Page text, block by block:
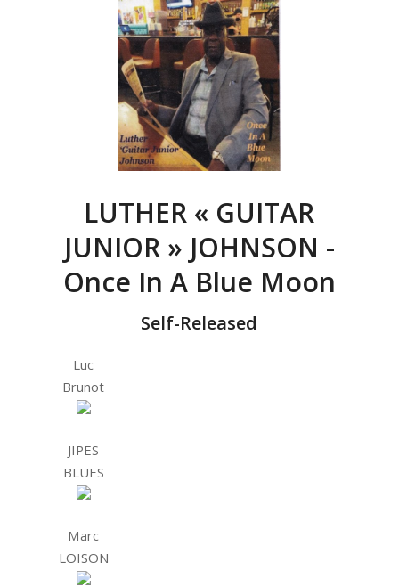
LUTHER « GUITAR
JUNIOR » JOHNSON -
Once In A Blue Moon
Self-Released
Luc
Brunot
JIPES
BLUES
Marc
LOISON